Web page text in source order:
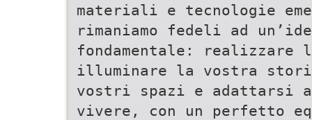
materiali e tecnologie
rimaniamo fedeli ad
fondamentale: realizzare
illuminare la vostra
vostri spazi e adattarsi
vivere, con un perfetto